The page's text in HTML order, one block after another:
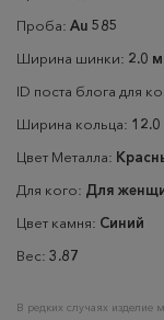
Проба: Au 585
Ширина шинки: 2.0
ID поста блога для
Ширина кольца:
Цвет Металла:
Для кого: Для
Цвет камня: Синий
Вес: 3.87
В редких случаях изделие